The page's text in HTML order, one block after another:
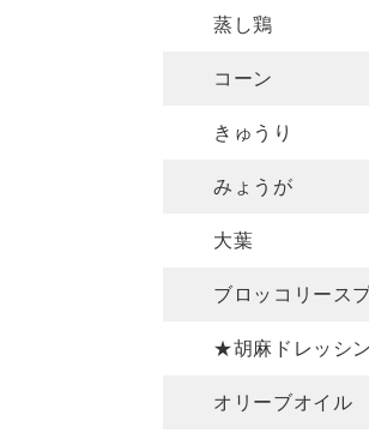
蒸し鶏
コーン
きゅうり
みょうが
大葉
ブロッコリース
★胡麻ドレッシ
オリーブオイル